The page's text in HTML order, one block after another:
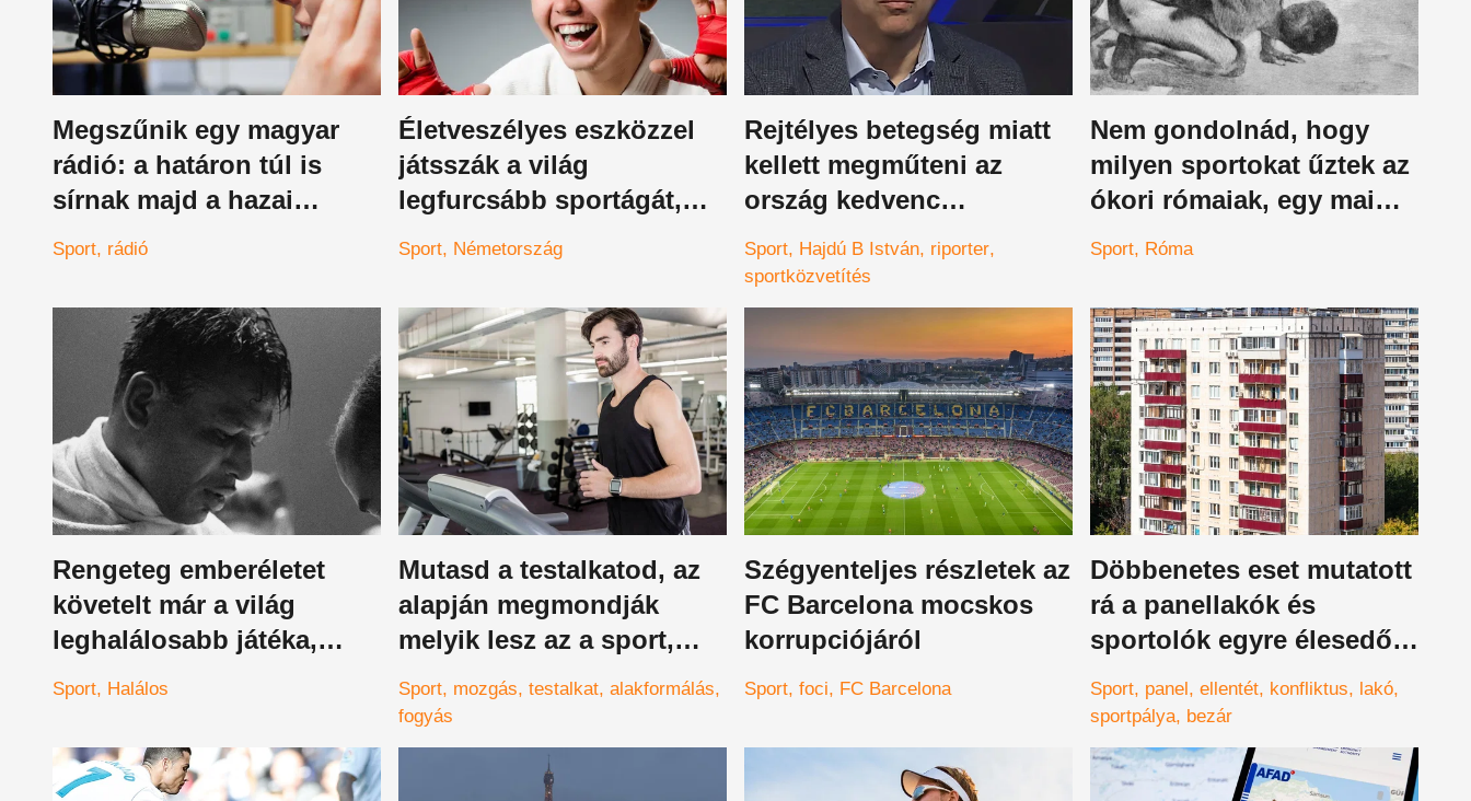
Megszűnik egy magyar
rádió: a határon túl is
sírnak majd a hazai
szavakért
Sport rádió
Életveszélyes eszközzel
játsszák a világ
legfurcsább sportágát,
egyetlen mozdulat elég a
világbajnoki címhez
Sport Németország
Rejtélyes betegség miatt
kellett megműteni az
ország kedvenc
sportriporterét,
hónapokig tarthat a
felépülés
Sport Hajdú B István riporter
sportközvetítés
Nem gondolnád, hogy
milyen sportokat űztek az
ókori rómaiak, egy mai
kedvenc is tőlük
származik
Sport Róma
Rengeteg emberéletet
követelt már a világ
leghalálosabb játéka,
népszerűsége az
áldozatok ellenére
azonban töretlen
Sport Halálos
Mutasd a testalkatod, az
alapján megmondják
melyik lesz az a sport,
amit imádni fogsz!
Sport mozgás testalkat alakformálás
fogyás
Szégyenteljes részletek az
FC Barcelona mocskos
korrupciójáról
Sport foci FC Barcelona
Döbbenetes eset mutatott
rá a panellakók és
sportolók egyre élesedő
konfliktusára
Sport panel ellentét konfliktus
lakó
sportpálya bezár